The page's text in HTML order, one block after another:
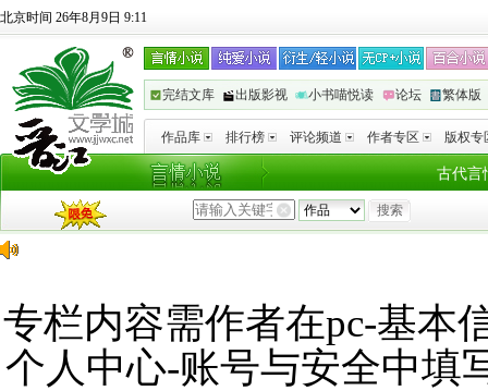
北京时间 26年8月9日 9:11
完结文库 出版影视 小书喵悦读 论坛 繁体版
作品库 排行榜 评论频道 作者专区 版权专
古代言
专栏内容需作者在pc-基本
个人中心-账号与安全中填